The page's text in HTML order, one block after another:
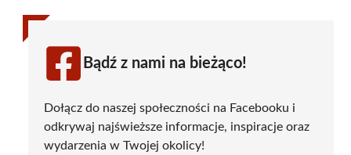
Bądź z nami na bieżąco!
Dołącz do naszej społeczności na Facebooku i
odkrywaj najświeższe informacje, inspiracje oraz
wydarzenia w Twojej okolicy!